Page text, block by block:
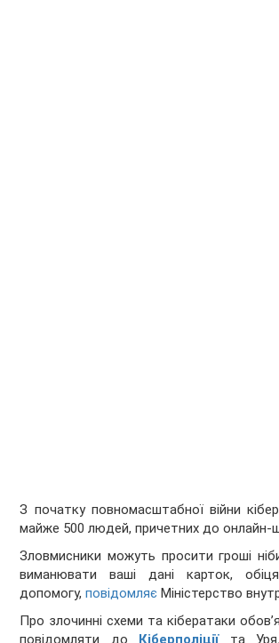
З початку повномасштабної війни
майже 500 людей, причетних до онлайн-
Зловмисники можуть просити гроші
виманювати ваші дані карток,
допомогу,повідомляє Міністерство
Про злочинні схеми та кібератаки
повідомляти до Кіберполіціїта